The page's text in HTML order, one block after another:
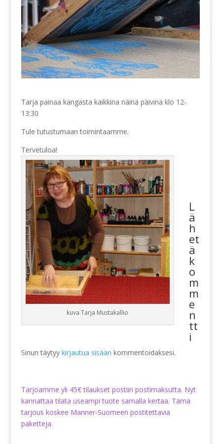
Tarja painaa kangasta kaikkina näinä päivinä klo 12-
13:30
Tule tutustumaan toimintaamme.
Tervetuloa!
kuva Tarja Mustakallio
L
ä
h
et
ä
k
o
m
m
e
n
tt
i
Sinun täytyy kirjautua sisään kommentoidaksesi.
Tarjoamme yli 45€ tilaukset postiin postimaksutta. Nyt
kannattaa tilata useampi tuote samalla kertaa. Tämä
tarjous koskee Manner-Suomeen postitettavia
paketteja.